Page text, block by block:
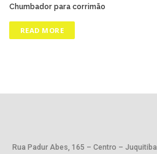
Chumbador para corrimão
READ MORE
Rua Padur Abes, 165 – Centro – Juquitiba